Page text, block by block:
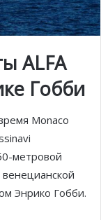
ALFA
Гобби
Monaco
метровой
Энрико Гобби.